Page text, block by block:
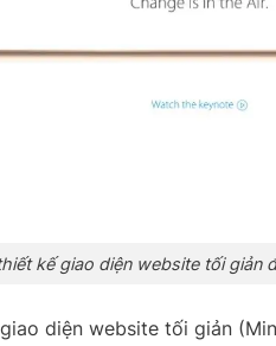
kế giao diện website tối giản
diện website tối giản